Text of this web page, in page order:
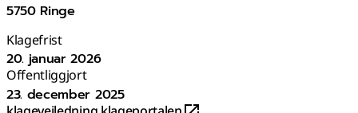
5750 Ringe
Klagefrist
20. januar 2026
Offentliggjort
23. december 2025